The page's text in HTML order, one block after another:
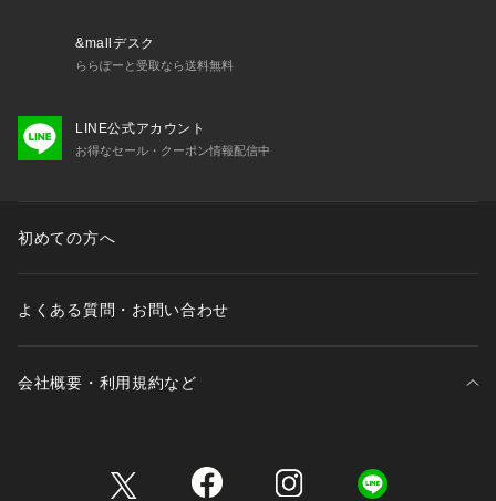
&mallデスク
ららぽーと受取なら送料無料
LINE公式アカウント
お得なセール・クーポン情報配信中
初めての方へ
よくある質問・お問い合わせ
会社概要・利用規約など